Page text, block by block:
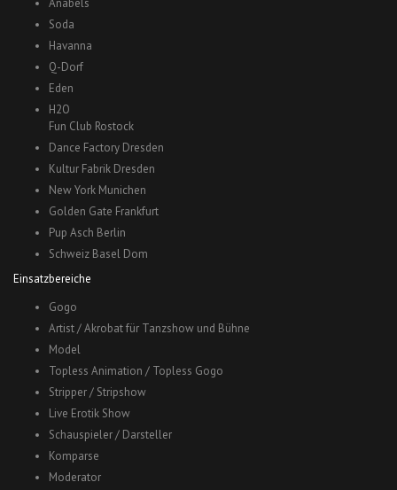
Soda
Havanna
Q-Dorf
Eden
H2O
Fun Club Rostock
Dance Factory Dresden
Kultur Fabrik Dresden
New York Munichen
Golden Gate Frankfurt
Pup Asch Berlin
Schweiz Basel Dom
Einsatzbereiche
Gogo
Artist / Akrobat für Tanzshow und Bühne
Model
Topless Animation / Topless Gogo
Stripper / Stripshow
Live Erotik Show
Schauspieler / Darsteller
Komparse
Moderator